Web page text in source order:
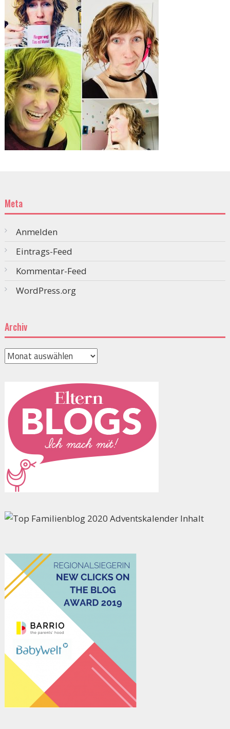
Meta
Anmelden
Eintrags-Feed
Kommentar-Feed
WordPress.org
Archiv
Archiv